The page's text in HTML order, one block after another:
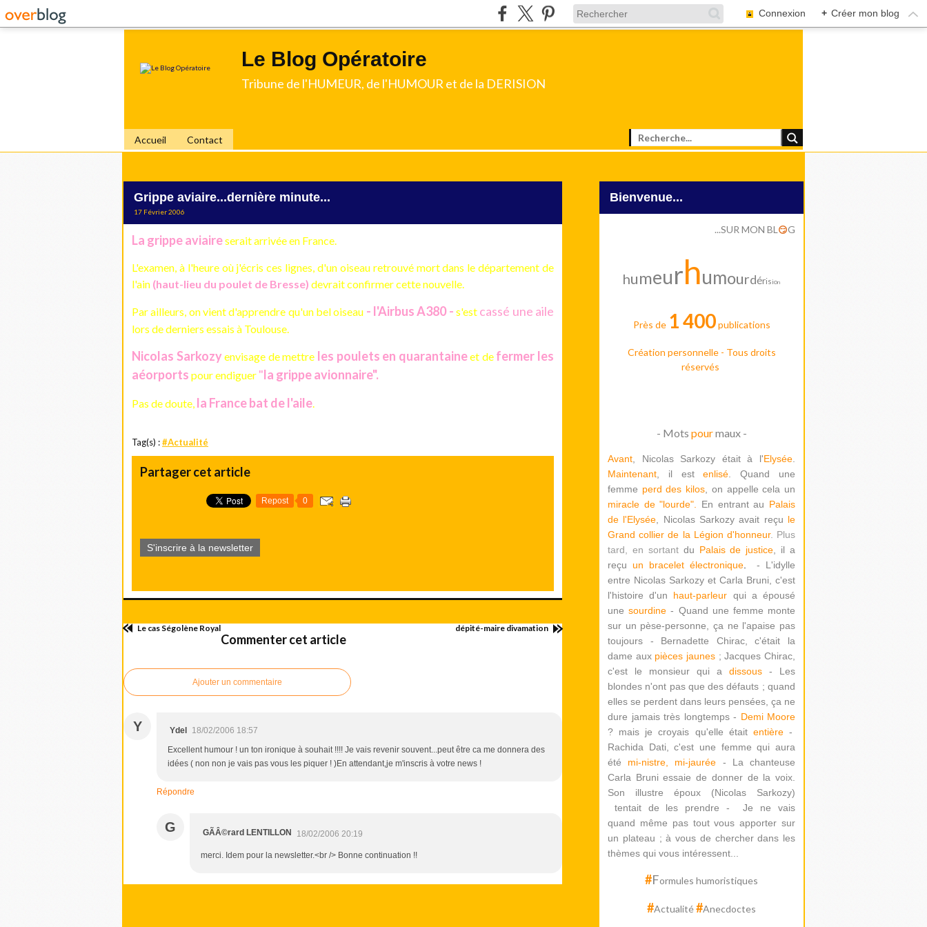
Connexion + Créer mon blog
Le Blog Opératoire
Tribune de l'HUMEUR, de l'HUMOUR et de la DERISION
Accueil Contact
Grippe aviaire...dernière minute...
17 Février 2006
La grippe aviaireserait arrivée en France.
L'examen, à l'heure où j'écris ces lignes, d'un oiseau retrouvé mort dans le département de
l'ain (haut-lieu du poulet de Bresse) devrait confirmer cette nouvelle.
Par ailleurs, on vient d'apprendre qu'un bel oiseau - l'Airbus A380 - s'est cassé une aile
lors de derniers essais à Toulouse.
Nicolas Sarkozyenvisage de mettre les poulets en quarantaineet de fermer les
aéorports pour endiguer "la grippe avionnaire".
Pas de doute, la France bat de l'aile.
Tag(s) :#Actualité
Partager cet article
Repost 0
S'inscrire à la newsletter
Le cas Ségolène Royal dépité-maire divamation
Commenter cet article
Ajouter un commentaire
Y Ydel
18/02/2006 18:57
Excellent humour ! un ton ironique à souhait !!!! Je vais revenir souvent...peut être ca me donnera des
idées ( non non je vais pas vous les piquer ! )En attendant,je m'inscris à votre news !
Répondre
G GÃÂ©rard LENTILLON 18/02/2006 20:19
merci. Idem pour la newsletter.<br /> Bonne continuation !!
Bienvenue...
...SUR MON BL 😏G
humeurhumourdérision
Près de 1 400 publications
Création personnelle - Tous droits
réservés
- Mots pourmaux -
Avant , Nicolas Sarkozy était à l'Elysée
Maintenant , il estenlisé . Quand une
femme perd des kilos , on appelle cela un
miracle de "lourde". En entrant au Palais
de l'Elysée , Nicolas Sarkozy avait reçu le
Grand collier de la Légion d'honneur. Plus
tard, en sortantdu Palais de justice , il a
reçu un bracelet électronique.
- L'idylle
entre Nicolas Sarkozy et Carla Bruni, c'est
l'histoire d'un haut-parleur qui a épousé
unesourdine - Quand une femme monte
sur un pèse-personne, ça ne l'apaise pas
toujours - Bernadette Chirac, c'était la
dame aux pièces jaunes ; Jacques Chirac,
c'est le monsieur qui a dissous - Les
blondes n'ont pas que des défauts ; quand
elles se perdent dans leurs pensées, ça ne
dure jamais très longtemps - Demi Moore
? mais je croyais qu'elle étaitentière-
Rachida Dati , c'est une femme qui aura
été mi-nistre, mi-jaurée -
La chanteuse
Carla Bruni essaie de donner de la voix.
Son illustre époux (Nicolas Sarkozy)
tentait de les prendre - Je ne vais
quand même pas tout vous apporter sur
un plateau ; à vous de chercher dans les
thèmes qui vous intéressent...
#Formules humoristiques
#Actualité#Anecdoctes